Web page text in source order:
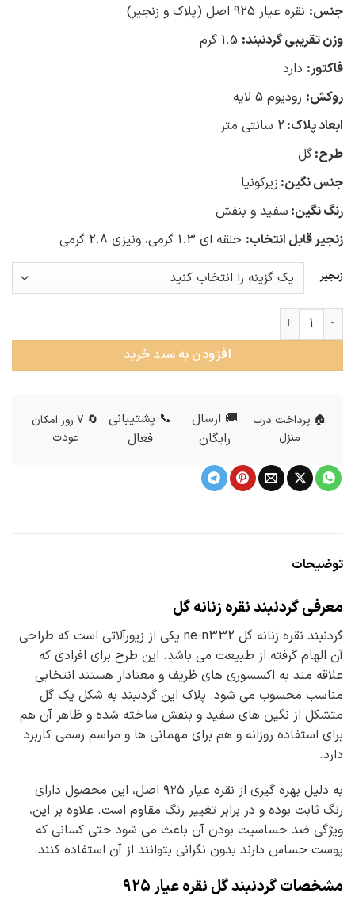
جنس: نقره عیار 925 اصل (پلاک و زنجیر)
وزن تقریبی گردنبند:
فاکتور: دارد
روکش: رودیوم 5 لایه
ابعاد پلاک: 2 سانتی متر
طرح:گل
جنس نگین: زیرکونیا
رنگ نگین: سفید و بنفش
زنجیر قابل انتخاب: حلقه ای 1.3 گرمی، ونیزی 2.8 گرمی
زنجیر
گردنبند نقره زنانه گل عدد
افزودن به سبد خرید
🏠 پرداخت درب
منزل
🚚 ارسال
رایگان
📞 پشتیبانی
فعال
🔄 7 روز امکان
عودت
توضیحات
معرفی گردنبند نقره زنانه گل
گردنبند نقره زنانه گل ne-n332 یکی از زیورآلاتی است که طراحی
آن الهام گرفته از طبیعت می باشد. این طرح برای افرادی که
علاقه مند به اکسسوری های ظریف و معنادار هستند انتخابی
مناسب محسوب می شود. پلاک این گردنبند به شکل یک گل
متشکل از نگین های سفید و بنفش ساخته شده و ظاهر آن هم
برای استفاده روزانه و هم برای مهمانی ها و مراسم رسمی کاربرد
دارد.
به دلیل بهره گیری از نقره عیار ۹۲۵ اصل، این محصول دارای
رنگ ثابت بوده و در برابر تغییر رنگ مقاوم است. علاوه بر این،
ویژگی ضد حساسیت بودن آن باعث می شود حتی کسانی که
پوست حساس دارند بدون نگرانی بتوانند از آن استفاده کنند.
مشخصات گردنبند گل نقره عیار ۹۲۵